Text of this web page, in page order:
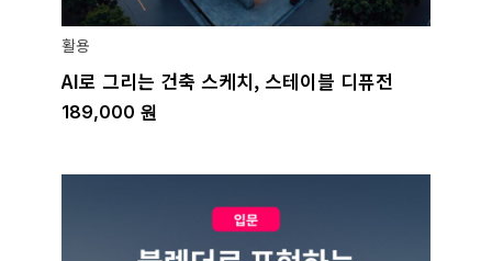
활용
AI로 그리는 건축 스케치, 스테이블 디퓨전
189,000 원